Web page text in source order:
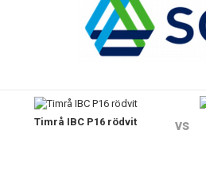
TRUPPENTimrå IBC P16 rödvit vs